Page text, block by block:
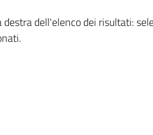
dell'elenco dei risultati: